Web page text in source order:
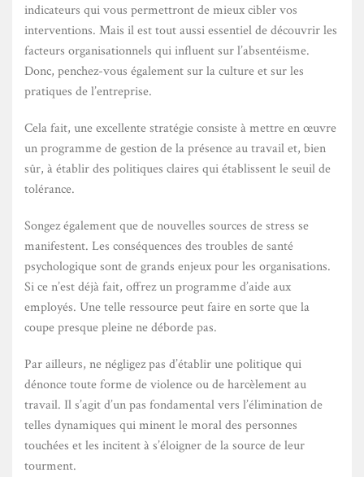
indicateurs qui vous permettront de mieux cibler vos
interventions. Mais il est tout aussi essentiel de découvrir les
facteurs organisationnels qui influent sur l’absentéisme.
Donc, penchez-vous également sur la culture et sur les
pratiques de l’entreprise.
Cela fait, une excellente stratégie consiste à mettre en œuvre
un programme de gestion de la présence au travail et, bien
sûr, à établir des politiques claires qui établissent le seuil de
tolérance.
Songez également que de nouvelles sources de stress se
manifestent. Les conséquences des troubles de santé
psychologique sont de grands enjeux pour les organisations.
Si ce n’est déjà fait, offrez un programme d’aide aux
employés. Une telle ressource peut faire en sorte que la
coupe presque pleine ne déborde pas.
Par ailleurs, ne négligez pas d’établir une politique qui
dénonce toute forme de violence ou de harcèlement au
travail. Il s’agit d’un pas fondamental vers l’élimination de
telles dynamiques qui minent le moral des personnes
touchées et les incitent à s’éloigner de la source de leur
tourment.